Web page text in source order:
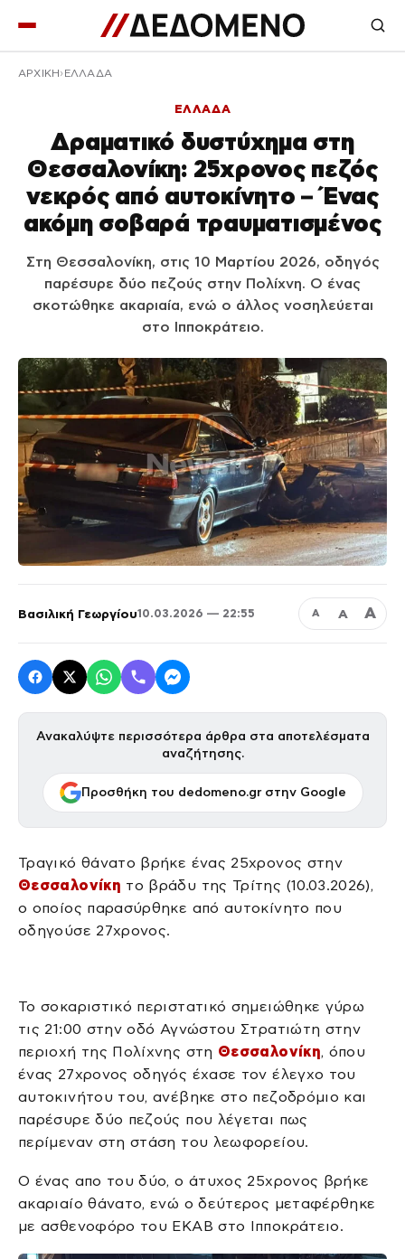
ΑΡΧΙΚΉ ΕΛΛΑΔΑ
ΕΛΛΑΔΑ
Δραματικό δυστύχημα στη
Θεσσαλονίκη: 25χρονος πεζός
νεκρός από αυτοκίνητο – Ένας
ακόμη σοβαρά τραυματισμένος
Στη Θεσσαλονίκη, στις 10 Μαρτίου 2026, οδηγός
παρέσυρε δύο πεζούς στην Πολίχνη. Ο ένας
σκοτώθηκε ακαριαία, ενώ ο άλλος νοσηλεύεται
στο Ιπποκράτειο.
Βασιλική Γεωργίου10.03.2026 — 22:55 Α Α Α
Ανακαλύψτε περισσότερα άρθρα στα αποτελέσματα
αναζήτησης.
Προσθήκη του dedomeno.gr στην Google
Τραγικό θάνατο βρήκε ένας 25χρονος στην
Θεσσαλονίκη το βράδυ της Τρίτης (10.03.2026),
ο οποίος παρασύρθηκε από αυτοκίνητο που
οδηγούσε 27χρονος.
Το σοκαριστικό περιστατικό σημειώθηκε γύρω
τις 21:00 στην οδό Αγνώστου Στρατιώτη στην
περιοχή της Πολίχνης στη Θεσσαλονίκη, όπου
ένας 27χρονος οδηγός έχασε τον έλεγχο του
αυτοκινήτου του, ανέβηκε στο πεζοδρόμιο και
παρέσυρε δύο πεζούς που λέγεται πως
περίμεναν στη στάση του λεωφορείου.
Ο ένας απο του δύο, ο άτυχος 25χρονος βρήκε
ακαριαίο θάνατο, ενώ ο δεύτερος μεταφέρθηκε
με ασθενοφόρο του ΕΚΑΒ στο Ιπποκράτειο.